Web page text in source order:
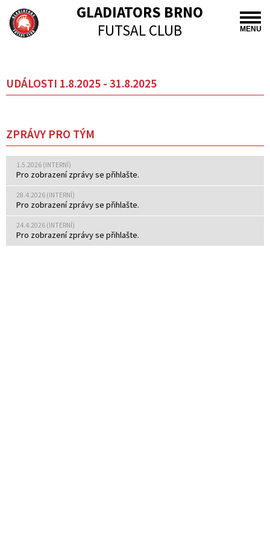
MENU
GLADIATORS BRNO
FUTSAL CLUB
UDÁLOSTI 1.8.2025 - 31.8.2025
ZPRÁVY PRO TÝM
1.5.2026 (INTERNÍ)
Pro zobrazení zprávy se přihlašte.
28.4.2026 (INTERNÍ)
Pro zobrazení zprávy se přihlašte.
24.4.2026 (INTERNÍ)
Pro zobrazení zprávy se přihlašte.